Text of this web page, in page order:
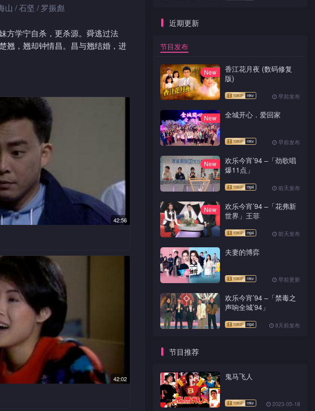
山 / 石坚 / 罗振彪
方学宁自杀，更杀源。舜逃过法
翘，翘却钟情昌。昌与翘结婚，进
42:56
冷淡，各人均借词有事未能抽身接
家门口时，不幸遇上色魔，欲向她
纠缠一轮，身受轻伤，月明幸免于
甚投契，阿娥睹状醋意大生。创世
嘲热讽，谨昌唯一笑置之。
梁美屏及继父钟赞所溺爱，养成傲
，欲利用其精明头脑才干，在其老
，一方面刻意纵容钟赞之子伟贤，
。更间接鼓励长子伟南醉心摄影，
42:02
近期更新
节目发布
New
香江花月夜 (数码修复
版)
早前发布
New 全城开心．爱回家
早前发布
New
欢乐今宵’94 –「劲歌唱
爆11点」
前天发布
New
欢乐今宵’94 –「花弗新
世界」王菲
前天发布
夫妻的博弈
早前更新
欢乐今宵’94 –「禁毒之
声响全城’94」
8天前发布
节目推荐
鬼马飞人
2023-05-18